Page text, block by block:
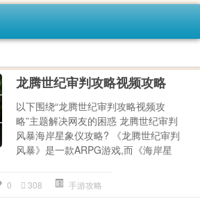
龙腾世纪审判攻略视频攻略
以下围绕“龙腾世纪审判攻略视频攻
略”主题解决网友的困惑 龙腾世纪审判
风暴海岸星象仪攻略? 《龙腾世纪审判
风暴》是一款ARPG游戏,而《海岸星
0 308 手游攻略